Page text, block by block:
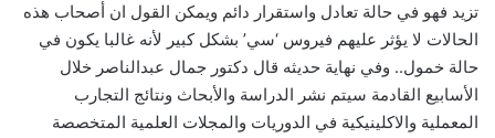
تزيد فهو في حالة تعادل واستقرار دائم ويمكن القول ان أصحاب هذه
الحالات لا يؤثر عليهم فيروس ‘سي’ بشكل كبير لأنه غالبا يكون في
حالة خمول.. وفي نهاية حديثه قال دكتور جمال عبدالناصر خلال
الأسابيع القادمة سيتم نشر الدراسة والأبحاث ونتائج التجارب
المعملية والاكلينيكية في الدوريات والمجلات العلمية المتخصصة